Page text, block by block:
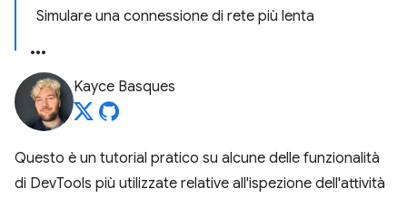
Simulare una connessione di rete più lenta
Kayce Basques
Questo è un tutorial pratico su alcune delle funzionalità
di DevTools più utilizzate relative all'ispezione dell'attività